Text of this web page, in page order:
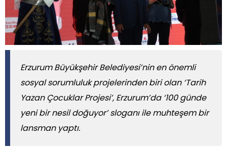
Erzurum Büyükşehir Belediyesi’nin en önemli
sosyal sorumluluk projelerinden biri olan ‘Tarih
Yazan Çocuklar Projesi’, Erzurum’da ‘100 günde
yeni bir nesil doğuyor’ sloganı ile muhteşem bir
lansman yaptı.